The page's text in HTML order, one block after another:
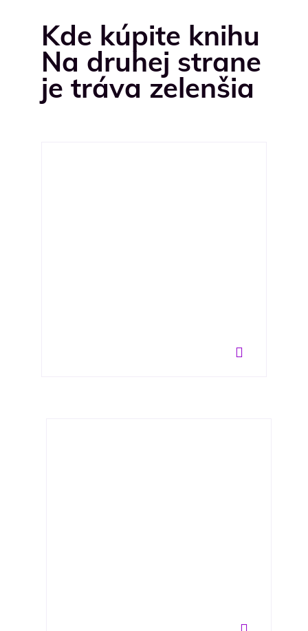
Kde kúpite knihu
Na druhej strane
je tráva zelenšia